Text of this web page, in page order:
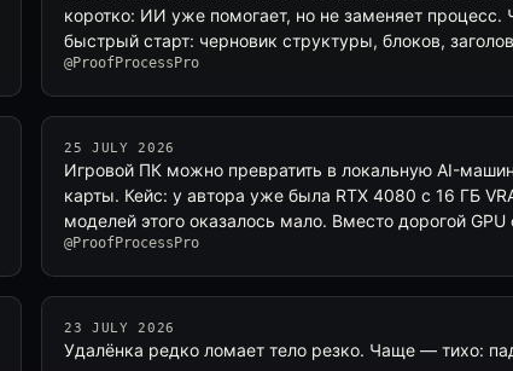
коротко: ИИ уже помогает, но не заменяет процесс.
быстрый старт: черновик структуры, блоков,
@ProofProcessPro
25 JULY 2026
Игровой ПК можно превратить в локальную AI-
карты. Кейс: у автора уже была RTX 4080 с 16 ГБ
моделей этого оказалось мало. Вместо дорогой
@ProofProcessPro
23 JULY 2026
Удалёнка редко ломает тело резко. Чаще — тихо: